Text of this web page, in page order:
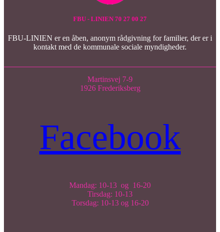
FBU - LINIEN 70 27 00 27
FBU-LINIEN er en åben, anonym rådgivning for familier, der er i
kontakt med de kommunale sociale myndigheder.
Martinsvej 7-9
1926 Frederiksberg
Facebook
Mandag: 10-13 og 16-20
Tirsdag: 10-13
Torsdag: 10-13 og 16-20